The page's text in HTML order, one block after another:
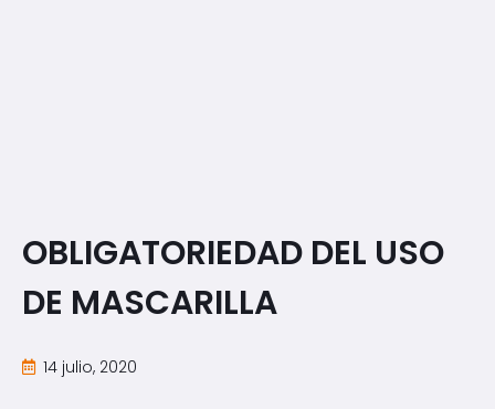
OBLIGATORIEDAD DEL USO
DE MASCARILLA
14 julio, 2020